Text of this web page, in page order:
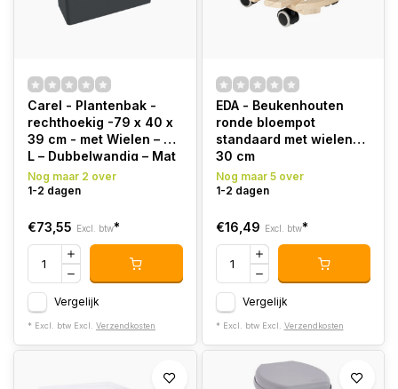
Carel - Plantenbak -
rechthoekig -79 x 40 x
39 cm - met Wielen – 63
L – Dubbelwandig – Mat
Grijs
Nog maar 2 over
1-2 dagen
€73,55 Excl. btw*
Vergelijk
* Excl. btw Excl. Verzendkosten
EDA - Beukenhouten
ronde bloempot
standaard met wielen
30 cm
Nog maar 5 over
1-2 dagen
€16,49 Excl. btw*
Vergelijk
* Excl. btw Excl. Verzendkosten